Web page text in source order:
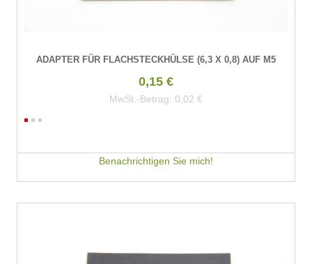
ADAPTER FÜR FLACHSTECKHÜLSE (6,3 X 0,8) AUF M5
0,15 €
MwSt.-Betrag: 0,02 €
Benachrichtigen Sie mich!